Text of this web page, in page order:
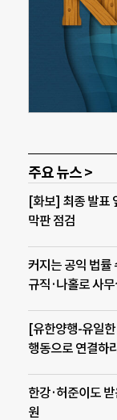
주요 뉴스 >
[화보] 최종 발표
막판 점검
커지는 공익 법
규직·나홀로 사
[유한양행-유일
행동으로 연결하
한강·허준이도
원